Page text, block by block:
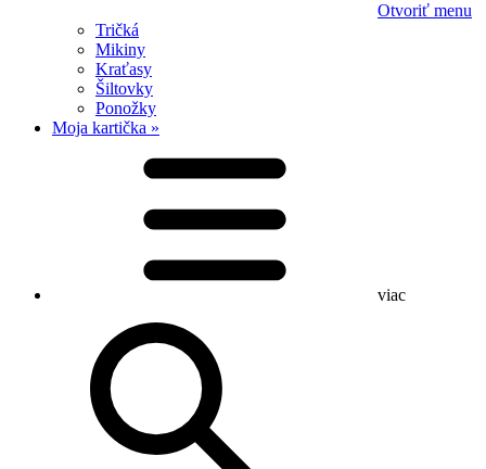
Otvoriť menu
Tričká
Mikiny
Kraťasy
Šiltovky
Ponožky
Moja kartička »
viac